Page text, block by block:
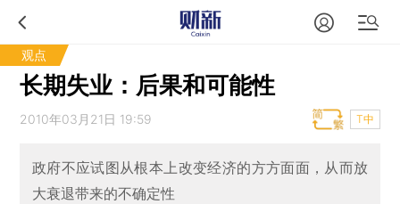
观点
长期失业：后果和可能性
2010年03月21日 19:59 T中
政府不应试图从根本上改变经济的方方面面，从而放
大衰退带来的不确定性